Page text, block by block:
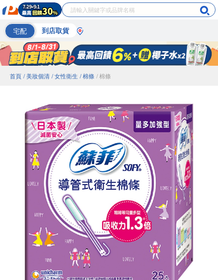
宅配 到店取貨
首頁 / 美妝個清 / 女性衛生 / 棉條 / 棉條